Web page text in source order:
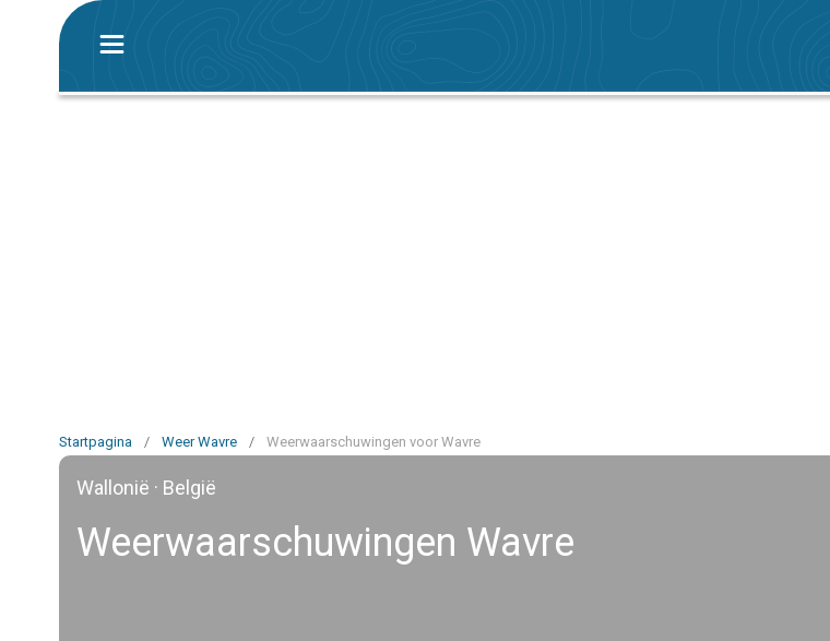
Startpagina / Weer Wavre / Weerwaarschuwingen voor Wavre
Wallonië · België
Weerwaarschuwingen Wavre